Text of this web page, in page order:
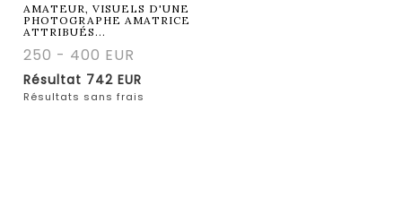
AMATEUR, VISUELS D'UNE
PHOTOGRAPHE AMATRICE
ATTRIBUÉS...
250 - 400 EUR
Résultat 742 EUR
Résultats sans frais